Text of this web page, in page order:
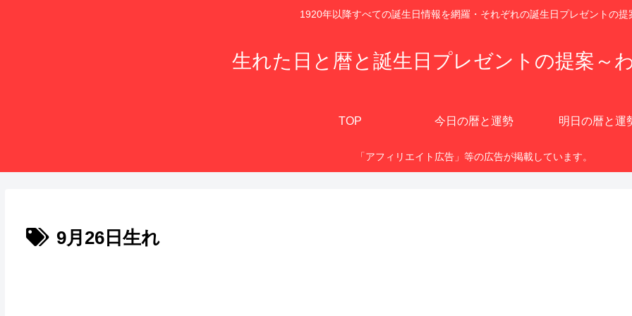
1920年以降すべての誕生日情報を網羅・それぞれの誕生日プレゼントの提
生れた日と暦と誕生日プレゼントの提案～
TOP 今日の暦と運勢 明日の暦と運
「アフィリエイト広告」等の広告が掲載しています。
9月26日生れ